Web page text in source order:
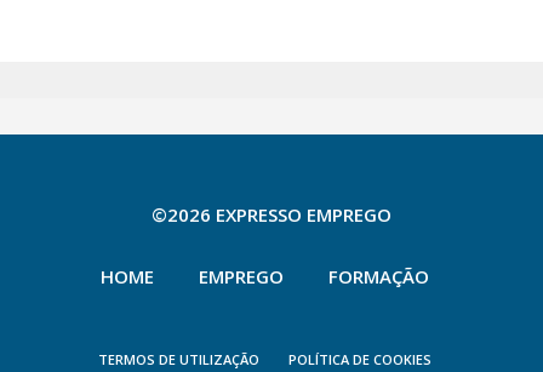
©2026 EXPRESSO EMPREGO
HOME EMPREGO FORMAÇÃO
TERMOS DE UTILIZAÇÃO POLÍTICA DE COOKIES